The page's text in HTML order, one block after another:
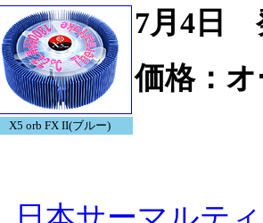
X5 orb FX II(ブルー)
7月4日
価格：